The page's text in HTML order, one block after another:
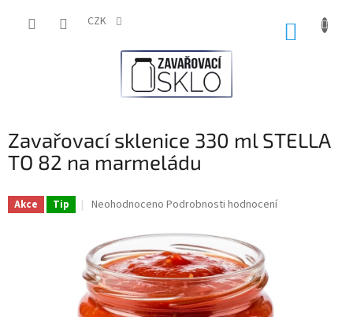
CZK
Zavařovací sklenice 330 ml STELLA
TO 82 na marmeládu
Akce Tip
Průměrné
produktu
je
0,0
z
5
hvězdiček.
Neohodnoceno Podrobnosti hodnocení